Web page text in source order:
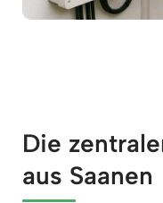
Die
aus Saanen